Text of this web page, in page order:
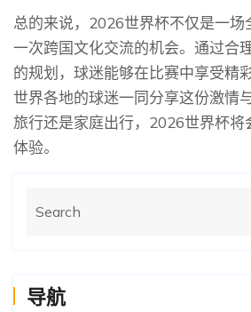
总的来说，2026世界杯不仅是一场
一次跨国文化交流的机会。通过合
的规划，球迷能够在比赛中享受精
世界各地的球迷一同分享这份激情
旅行还是家庭出行，2026世界杯将
体验。
导航